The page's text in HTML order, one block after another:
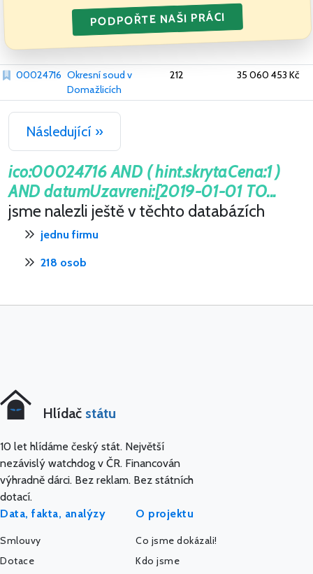
PODPOŘTE NAŠI PRÁCI
00024716 Okresní soud v
Domažlicích
212 35 060 453 Kč
Následující »
ico:00024716 AND ( hint.skrytaCena:1 )
AND datumUzavreni:[2019-01-01 TO...
jsme nalezli ještě v těchto databázích
jednu firmu
218 osob
Hlídač státu
10 let hlídáme český stát. Největší
nezávislý watchdog v ČR. Financován
výhradně dárci. Bez reklam. Bez státních
dotací.
Data, fakta, analýzy
Smlouvy
Dotace
O projektu
Co jsme dokázali!
Kdo jsme